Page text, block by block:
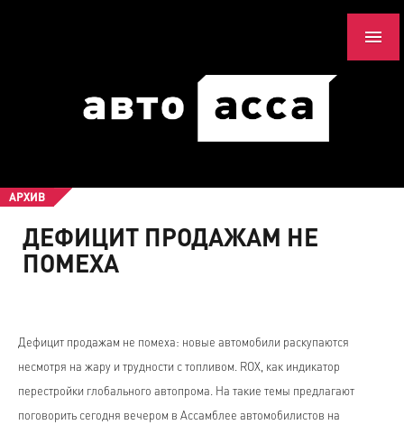
АРХИВ
ДЕФИЦИТ ПРОДАЖАМ НЕ
ПОМЕХА
Дефицит продажам не помеха: новые автомобили раскупаются
несмотря на жару и трудности с топливом. ROX, как индикатор
перестройки глобального автопрома. На такие темы предлагают
поговорить сегодня вечером в Ассамблее автомобилистов на